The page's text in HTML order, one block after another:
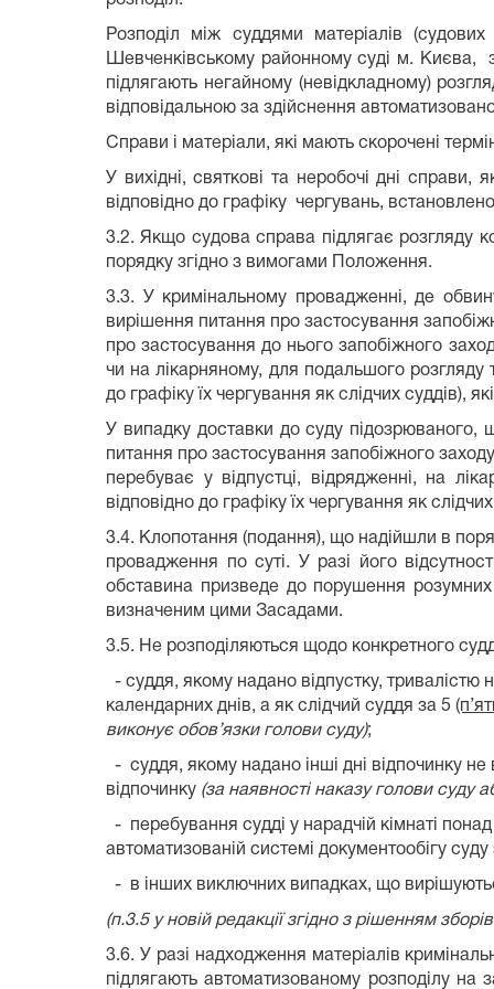
Розподіл між суддями матеріалів
Шевченківському районному суді м. Києва,
підлягають негайному (невідкладному)
відповідальною за здійснення
Справи і матеріали, які мають скорочені
У вихідні, святкові та неробочі дні
відповідно до графіку чергувань,
3.2. Якщо судова справа підлягає розгляду
порядку згідно з вимогами Положення.
3.3. У кримінальному провадженні, де
вирішення питання про застосування
про застосування до нього запобіжного
чи на лікарняному, для подальшого розгляду
до графіку їх чергування як слідчих суддів),
У випадку доставки до суду
питання про застосування запобіжного
перебуває у відпустці, відрядженні, на
відповідно до графіку їх чергування як
3.4. Клопотання (подання), що надійшли в
провадження по суті. У разі його
обставина призведе до порушення розумних
визначеним цими Засадами.
3.5. Не розподіляються щодо конкретного
- суддя, якому надано відпустку,
календарних днів, а як слідчий суддя за 5
виконує обов’язки голови суду);
- суддя, якому надано інші дні відпочинку
відпочинку (за наявності наказу голови суду
- перебування судді у нарадчій кімнаті
автоматизованій системі документообігу
- в інших виключних випадках, що
(п.3.5 у новій редакції згідно з рішенням
3.6. У разі надходження матеріалів
підлягають автоматизованому розподілу на